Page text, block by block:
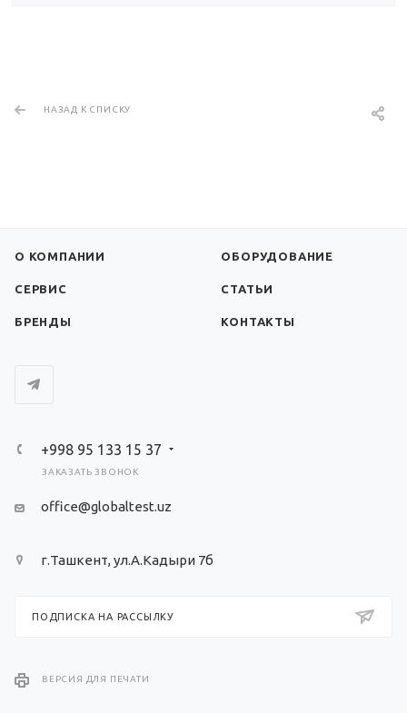
НАЗАД К СПИСКУ
О КОМПАНИИ ОБОРУДОВАНИЕ
СЕРВИС СТАТЬИ
БРЕНДЫ КОНТАКТЫ
+998 95 133 15 37
ЗАКАЗАТЬ ЗВОНОК
office@globaltest.uz
г.Ташкент, ул.А.Кадыри 7б
ПОДПИСКА НА РАССЫЛКУ
ВЕРСИЯ ДЛЯ ПЕЧАТИ